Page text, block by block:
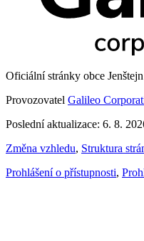
Oficiální stránky obce
Provozovatel Galileo
Poslední aktualizace: 6. 8.
Změna vzhledu, Struktura
Prohlášení o přístupnosti,